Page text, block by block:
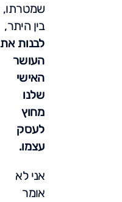
שמטרתו,
בין היתר,
לבנות את
העושר
האישי
שלנו
מחוץ
לעסק
עצמו.
אני לא
אומר